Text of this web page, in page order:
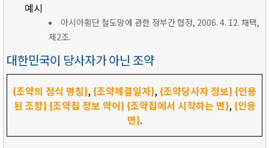
예시
아시아횡단 철도망에 관한 정부간 협정, 2006. 4. 12. 채택,
제2조.
대한민국이 당사자가 아닌 조약
{조약의 정식 명칭},{조약체결일자},{조약당사자 정보}{인용
된 조항}{조약집 정보 약어}{조약집에서 시작하는 면},{인용
면}.